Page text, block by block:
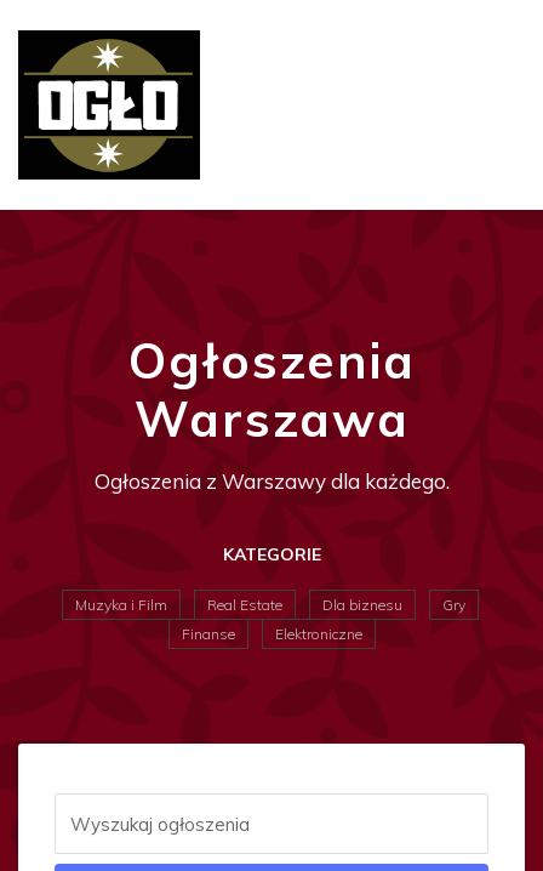
Ogłoszenia
Warszawa
Ogłoszenia z Warszawy dla każdego.
KATEGORIE
Muzyka i Film Real Estate Dla biznesu
Gry
Finanse
Elektroniczne